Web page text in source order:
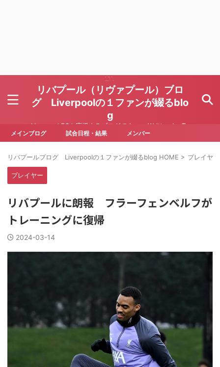
リバプール（リヴァプール）ブロ
グ Liverpoolの１ファンが綴るblo
g
Liverpool FCを応援するブログです Written by To
ru Yoda
メインブログ 試合日程・結果 メンバー
リバプールブログ Liverpoolの１ファンが綴るblog HOME > プレイヤー
プレイヤー
リバプールに朗報 フラーフェンベルフが
トレーニングに復帰
2024-03-14